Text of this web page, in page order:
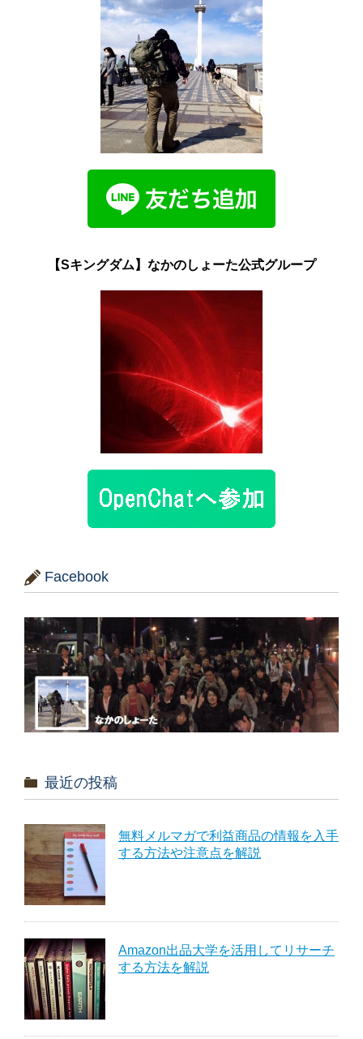
【Sキングダム】なかのしょーた公式グループ
Facebook
最近の投稿
無料メルマガで利益商品の情報を入手
する方法や注意点を解説
Amazon出品大学を活用してリサーチ
する方法を解説